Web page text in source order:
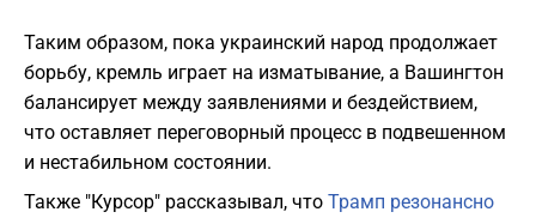
Таким образом, пока украинский народ продолжает
борьбу, кремль играет на изматывание, а Вашингтон
балансирует между заявлениями и бездействием,
что оставляет переговорный процесс в подвешенном
и нестабильном состоянии.
Также "Курсор" рассказывал, что Трамп резонансно